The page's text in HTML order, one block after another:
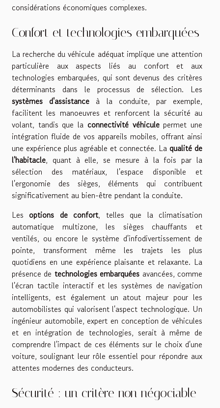
considérations économiques complexes.
Confort et technologies embarquées
La recherche du véhicule adéquat implique une attention
particulière aux aspects liés au confort et aux
technologies embarquées, qui sont devenus des critères
déterminants dans le processus de sélection. Les
systèmes d'assistance à la conduite, par exemple,
facilitent les manoeuvres et renforcent la sécurité au
volant, tandis que la connectivité véhiculepermet une
intégration fluide de vos appareils mobiles, offrant ainsi
une expérience plus agréable et connectée. La qualité de
l'habitacle, quant à elle, se mesure à la fois par la
sélection des matériaux, l'espace disponible et
l'ergonomie des sièges, éléments qui contribuent
significativement au bien-être pendant la conduite.
Les options de confort, telles que la climatisation
automatique multizone, les sièges chauffants et
ventilés, ou encore le système d'infodivertissement de
pointe, transforment même les trajets les plus
quotidiens en une expérience plaisante et relaxante. La
présence de technologies embarquées avancées, comme
l'écran tactile interactif et les systèmes de navigation
intelligents, est également un atout majeur pour les
automobilistes qui valorisent l'aspect technologique. Un
ingénieur automobile, expert en conception de véhicules
et en intégration de technologies, serait à même de
comprendre l'impact de ces éléments sur le choix d'une
voiture, soulignant leur rôle essentiel pour répondre aux
attentes modernes des conducteurs.
Sécurité : un critère non négociable